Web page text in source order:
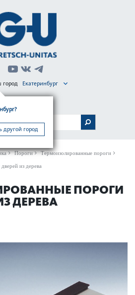
другой город
город Екатеринбург
Пороги Термоизолированные пороги
из дерева
ПОРОГИ
ДЕРЕВА